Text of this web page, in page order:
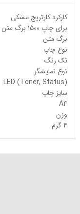
کارکرد کارتریج مشکی
برگ متن
نوع چاپ
تک رنگ
نوع نمایشگر
(LED (Toner, Status
سایز چاپ
A۴
وزن
۴ گرم